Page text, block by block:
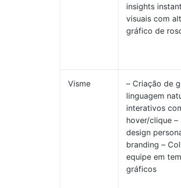
insights
visuais com
gráfico de
Visme
– Criação de
linguagem
interativos
hover/clique
design
branding –
equipe em
gráficos